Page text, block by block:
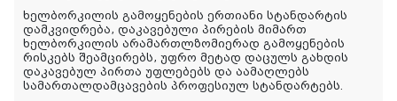
ხელბორკილის გამოყენების ერთიანი სტანდარტის
დამკვიდრება, დაკავებული პირების მიმართ
ხელბორკილის არამართლზომიერად გამოყენების
რისკებს შეამცირებს, უფრო მეტად დაცულს გახდის
დაკავებულ პირთა უფლებებს და აამაღლებს
სამართალდამცავების პროფესიულ სტანდარტებს.